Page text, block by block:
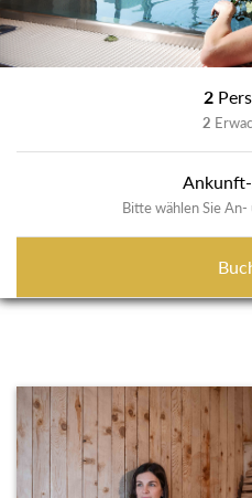
2
2
Bitte wählen Sie